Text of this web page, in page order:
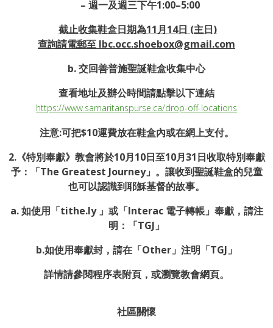
– 週一及週三下午1:00–5:00
截止收集鞋盒日期為11月14日 (主日)
查詢請電郵至 lbc.occ.shoebox@gmail.com
b. 交回善普施聖誕鞋盒收集中心
查看地址及辦公時間請點擊以下連結
https://www.samaritanspurse.ca/drop-off-locations
注意:可把$10運費放在鞋盒內或在網上支付。
2.《特別奉獻》教會將於10月10日至10月31日收取特別奉獻
予：「The Greatest Journey」。讓收到聖誕鞋盒的兒童
也可以認識到耶穌基督的故事。
a. 如使用「tithe.ly 」或「Interac 電子轉帳」奉獻，請注
明：「TGJ」
b.如使用奉獻封，請在「Other」注明「TGJ」
詳情請參閱程序表附頁，或瀏覽教會網頁。
社區關懷